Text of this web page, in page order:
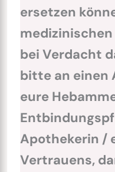
ersetzen
bei Verdacht
bitte an einen
eure
Apothekerin /
Vertrauens,